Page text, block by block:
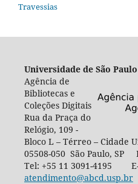
Travessias
Universidade de São Paulo
Agência de
Bibliotecas e
Coleções Digitais
Rua da Praça do
Relógio, 109 -
Bloco L – Térreo – Cidade
05508-050 São Paulo, SP
Tel: +55 11 3091-4195
atendimento@abcd.usp.br